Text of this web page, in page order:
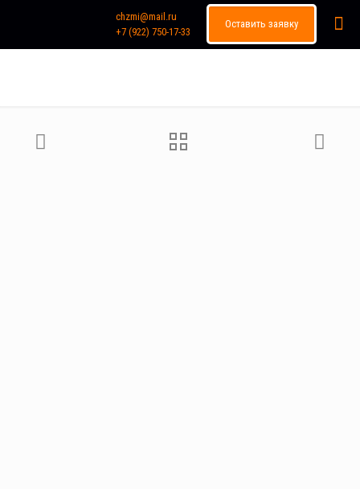
chzmi@mail.ru
+7 (922) 750-17-33
Оставить заявку